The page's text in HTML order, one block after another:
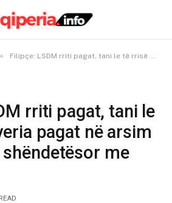
» Filipçe: LSDM rriti pagat, tani le të rrisë Qeveria pagat në arsim dhe kujdes shëndetësor me 40%
rriti pagat, tani le
pagat në arsim
me